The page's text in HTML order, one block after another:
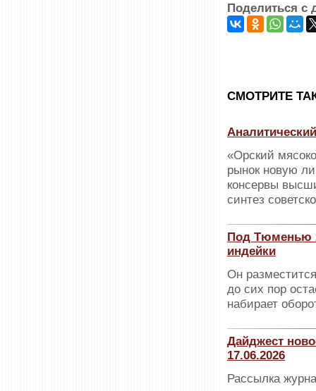
Поделиться с
CМОТРИТЕ
«Орский
рынок новую
консервы
синтез
Под Тюменью
индейки
Он
до сих пор
набирает
Дайджест
17.06.2026
Рассылка